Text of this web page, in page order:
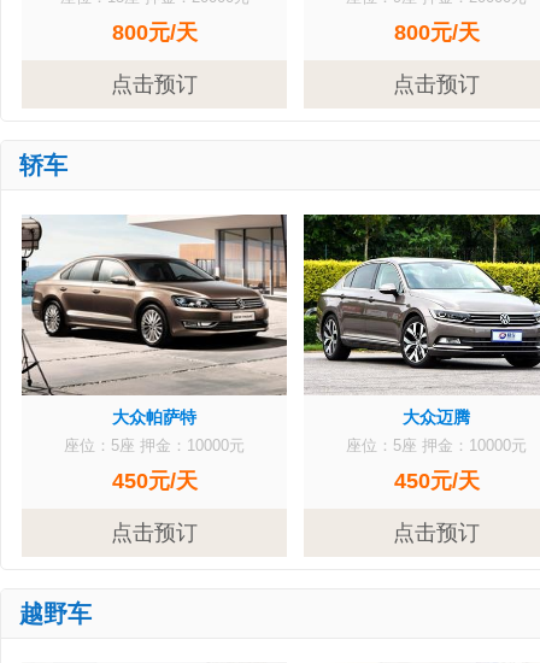
800元/天
点击预订
800元/天
点击预订
轿车
大众帕萨特
座位：5座 押金：10000元
450元/天
点击预订
大众迈腾
座位：5座 押金：10000元
450元/天
点击预订
越野车